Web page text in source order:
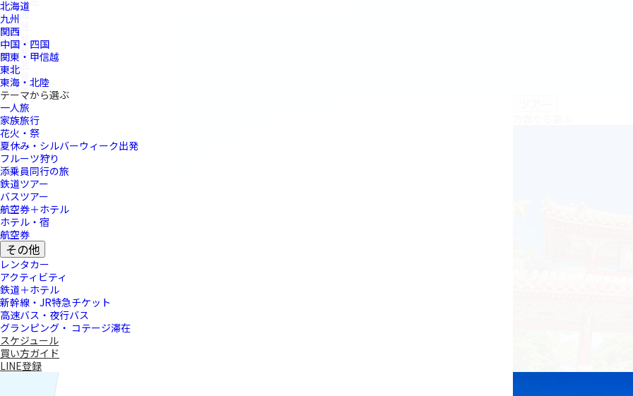
中部発
北陸発
関西発
中国発
四国発
九州発
沖縄発
北海道
九州
関西
中国・四国
関東・甲信越
東北
東海・北陸
テーマから選ぶ
一人旅
家族旅行
花火・祭
夏休み・シルバーウィーク出発
フルーツ狩り
添乗員同行の旅
鉄道ツアー
バスツアー
航空券＋ホテル
ホテル・宿
航空券
その他
レンタカー
アクティビティ
鉄道＋ホテル
新幹線・JR特急チケット
高速バス・夜行バス
グランピング・ コテージ滞在
スケジュール
買い方ガイド
LINE登録